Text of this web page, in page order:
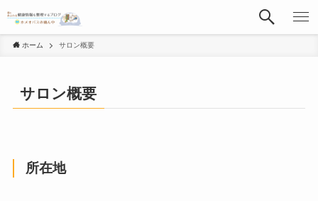
ホーム サロン概要
サロン概要
所在地